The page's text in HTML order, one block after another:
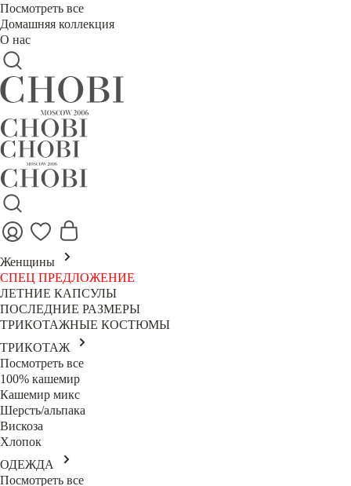
Посмотреть все
Домашняя коллекция
О нас
Женщины
СПЕЦ ПРЕДЛОЖЕНИЕ
ЛЕТНИЕ КАПСУЛЫ
ПОСЛЕДНИЕ РАЗМЕРЫ
ТРИКОТАЖНЫЕ КОСТЮМЫ
ТРИКОТАЖ
Посмотреть все
100% кашемир
Кашемир микс
Шерсть/альпака
Вискоза
Хлопок
ОДЕЖДА
Посмотреть все